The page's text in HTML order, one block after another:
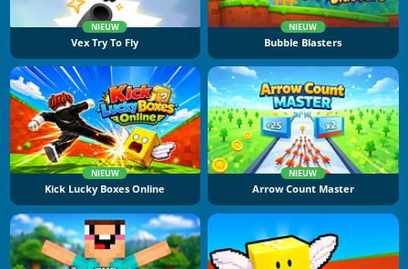
NIEUW
Vex Try To Fly
NIEUW
Bubble Blasters
NIEUW
Kick Lucky Boxes Online
NIEUW
Arrow Count Master